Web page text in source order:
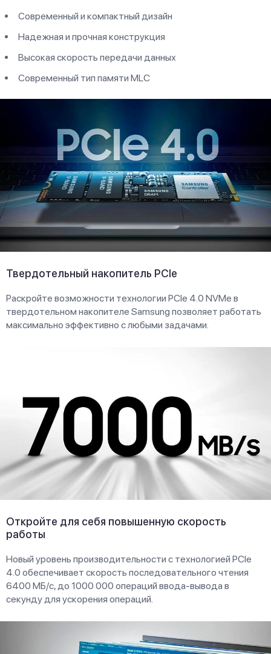
Современный и компактный дизайн
Надежная и прочная конструкция
Высокая скорость передачи данных
Современный тип памяти MLC
Твердотельный накопитель PCIe
Раскройте возможности технологии PCIe 4.0 NVMe в
твердотельном накопителе Samsung позволяет работать
максимально эффективно с любыми задачами.
Откройте для себя повышенную скорость
работы
Новый уровень производительности с технологией PCIe
4.0 обеспечивает скорость последовательного чтения
6400 МБ/с, до 1000 000 операций ввода-вывода в
секунду для ускорения операций.